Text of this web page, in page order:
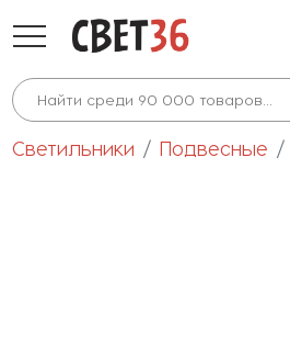
Светильники Подвесные